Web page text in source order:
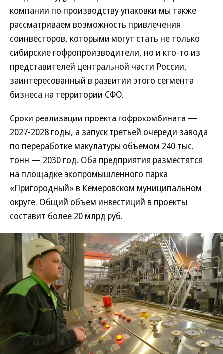
компании по производству упаковки мы также
рассматриваем возможность привлечения
соинвесторов, которыми могут стать не только
сибирские гофропроизводители, но и кто-то из
представителей центральной части России,
заинтересованный в развитии этого сегмента
бизнеса на территории СФО.
Сроки реализации проекта гофрокомбината —
2027-2028 годы, а запуск третьей очереди завода
по переработке макулатуры объемом 240 тыс.
тонн — 2030 год. Оба предприятия разместятся
на площадке экопромышленного парка
«Пригородный» в Кемеровском муниципальном
округе. Общий объем инвестиций в проекты
составит более 20 млрд руб.